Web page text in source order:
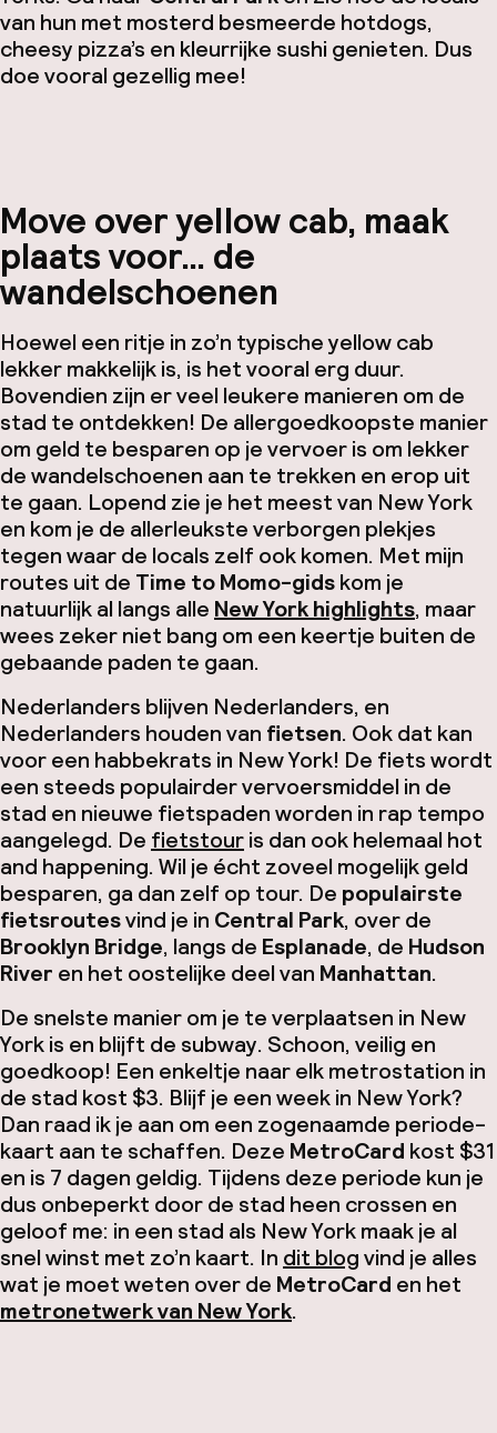
van hun met mosterd besmeerde hotdogs,
cheesy pizza’s en kleurrijke sushi genieten. Dus
doe vooral gezellig mee!
Move over yellow cab, maak
plaats voor… de
wandelschoenen
Hoewel een ritje in zo’n typischeyellow cab
lekker makkelijk is, is het vooral erg duur.
Bovendien zijn er veel leukere manieren om de
stad te ontdekken! De allergoedkoopste manier
om geld te besparen op je vervoer is om lekker
de wandelschoenen aan te trekken en erop uit
te gaan. Lopend zie je het meest van New York
en kom je de allerleukste verborgen plekjes
tegen waar de locals zelf ook komen. Met mijn
routes uit de Time to Momo-gidskom je
natuurlijk al langs alle New York highlights, maar
wees zeker niet bang om een keertje buiten de
gebaande paden te gaan.
Nederlanders blijven Nederlanders, en
Nederlanders houden van fietsen. Ook dat kan
voor een habbekrats in New York! De fiets wordt
een steeds populairder vervoersmiddel in de
stad en nieuwe fietspaden worden in rap tempo
aangelegd. De fietstouris dan ook helemaal hot
and happening. Wil je écht zoveel mogelijk geld
besparen, ga dan zelf op tour. De populairste
fietsroutesvind je in Central Park, over de
Brooklyn Bridge, langs de Esplanade, de Hudson
River en het oostelijke deel van Manhattan.
De snelste manier om je te verplaatsen in New
York is en blijft de subway. Schoon, veilig en
goedkoop! Een enkeltje naar elk metrostation in
de stad kost $3. Blijf je een week in New York?
Dan raad ik je aan om een zogenaamde periode-
kaart aan te schaffen. Deze MetroCard kost $31
en is 7 dagen geldig. Tijdens deze periode kun je
dus onbeperkt door de stad heen crossen en
geloof me: in een stad als New York maak je al
snel winst met zo’n kaart. In dit blogvind je alles
wat je moet weten over de MetroCard en het
metronetwerk van New York.